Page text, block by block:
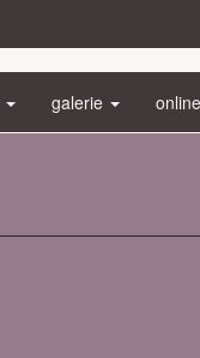
galerie